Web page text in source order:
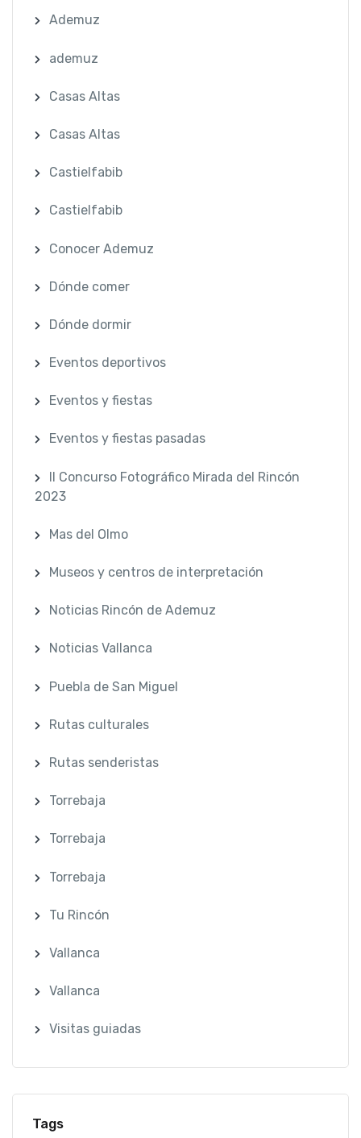
Ademuz
ademuz
Casas Altas
Casas Altas
Castielfabib
Castielfabib
Conocer Ademuz
Dónde comer
Dónde dormir
Eventos deportivos
Eventos y fiestas
Eventos y fiestas pasadas
II Concurso Fotográfico Mirada del Rincón
2023
Mas del Olmo
Museos y centros de interpretación
Noticias Rincón de Ademuz
Noticias Vallanca
Puebla de San Miguel
Rutas culturales
Rutas senderistas
Torrebaja
Torrebaja
Torrebaja
Tu Rincón
Vallanca
Vallanca
Visitas guiadas
Tags